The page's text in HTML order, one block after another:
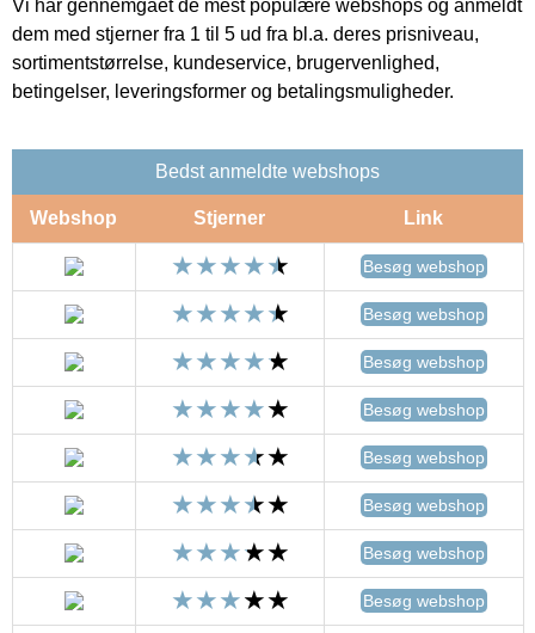
Vi har gennemgået de mest populære webshops og anmeldt
dem med stjerner fra 1 til 5 ud fra bl.a. deres prisniveau,
sortimentstørrelse, kundeservice, brugervenlighed,
betingelser, leveringsformer og betalingsmuligheder.
Bedst anmeldte webshops
Webshop Stjerner Link
Besøg webshop
Besøg webshop
Besøg webshop
Besøg webshop
Besøg webshop
Besøg webshop
Besøg webshop
Besøg webshop